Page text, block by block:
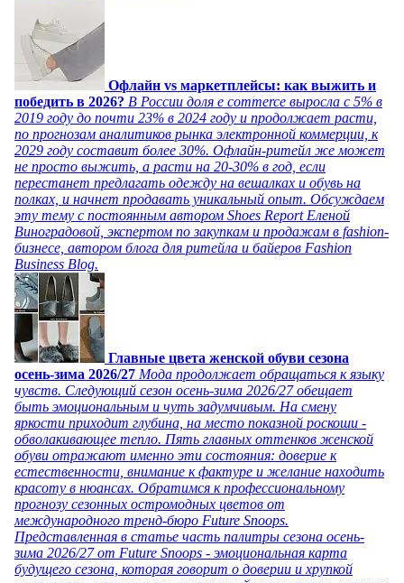
Офлайн vs маркетплейсы: как выжить и
победить в 2026? В России доля e commerce выросла с 5% в
2019 году до почти 23% в 2024 году и продолжает расти,
по прогнозам аналитиков рынка электронной коммерции, к
2029 году составит более 30%. Офлайн-ритейл же может
не просто выжить, а расти на 20-30% в год, если
перестанет предлагать одежду на вешалках и обувь на
полках, и начнет продавать уникальный опыт. Обсуждаем
эту тему с постоянным автором Shoes Report Еленой
Виноградовой, экспертом по закупкам и продажам в fashion-
бизнесе, автором блога для ритейла и байеров Fashion
Business Blog.
Главные цвета женской обуви сезона
осень-зима 2026/27 Мода продолжает обращаться к языку
чувств. Следующий сезон осень-зима 2026/27 обещает
быть эмоциональным и чуть задумчивым. На смену
яркости приходит глубина, на место показной роскоши -
обволакивающее тепло. Пять главных оттенков женской
обуви отражают именно эти состояния: доверие к
естественности, внимание к фактуре и желание находить
красоту в нюансах. Обратимся к профессиональному
прогнозу сезонных остромодных цветов от
международного тренд-бюро Future Snoops.
Представленная в статье часть палитры сезона осень-
зима 2026/27 от Future Snoops - эмоциональная карта
будущего сезона, которая говорит о доверии и хрупкой